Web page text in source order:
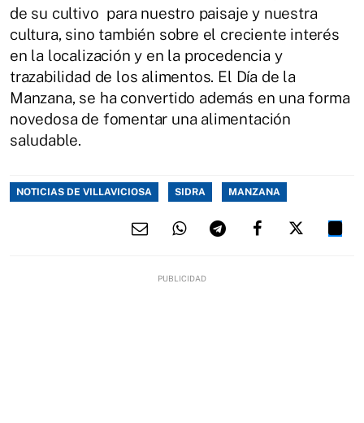
de su cultivo para nuestro paisaje y nuestra
cultura, sino también sobre el creciente interés
en la localización y en la procedencia y
trazabilidad de los alimentos. El Día de la
Manzana, se ha convertido además en una forma
novedosa de fomentar una alimentación
saludable.
NOTICIAS DE VILLAVICIOSA SIDRA MANZANA